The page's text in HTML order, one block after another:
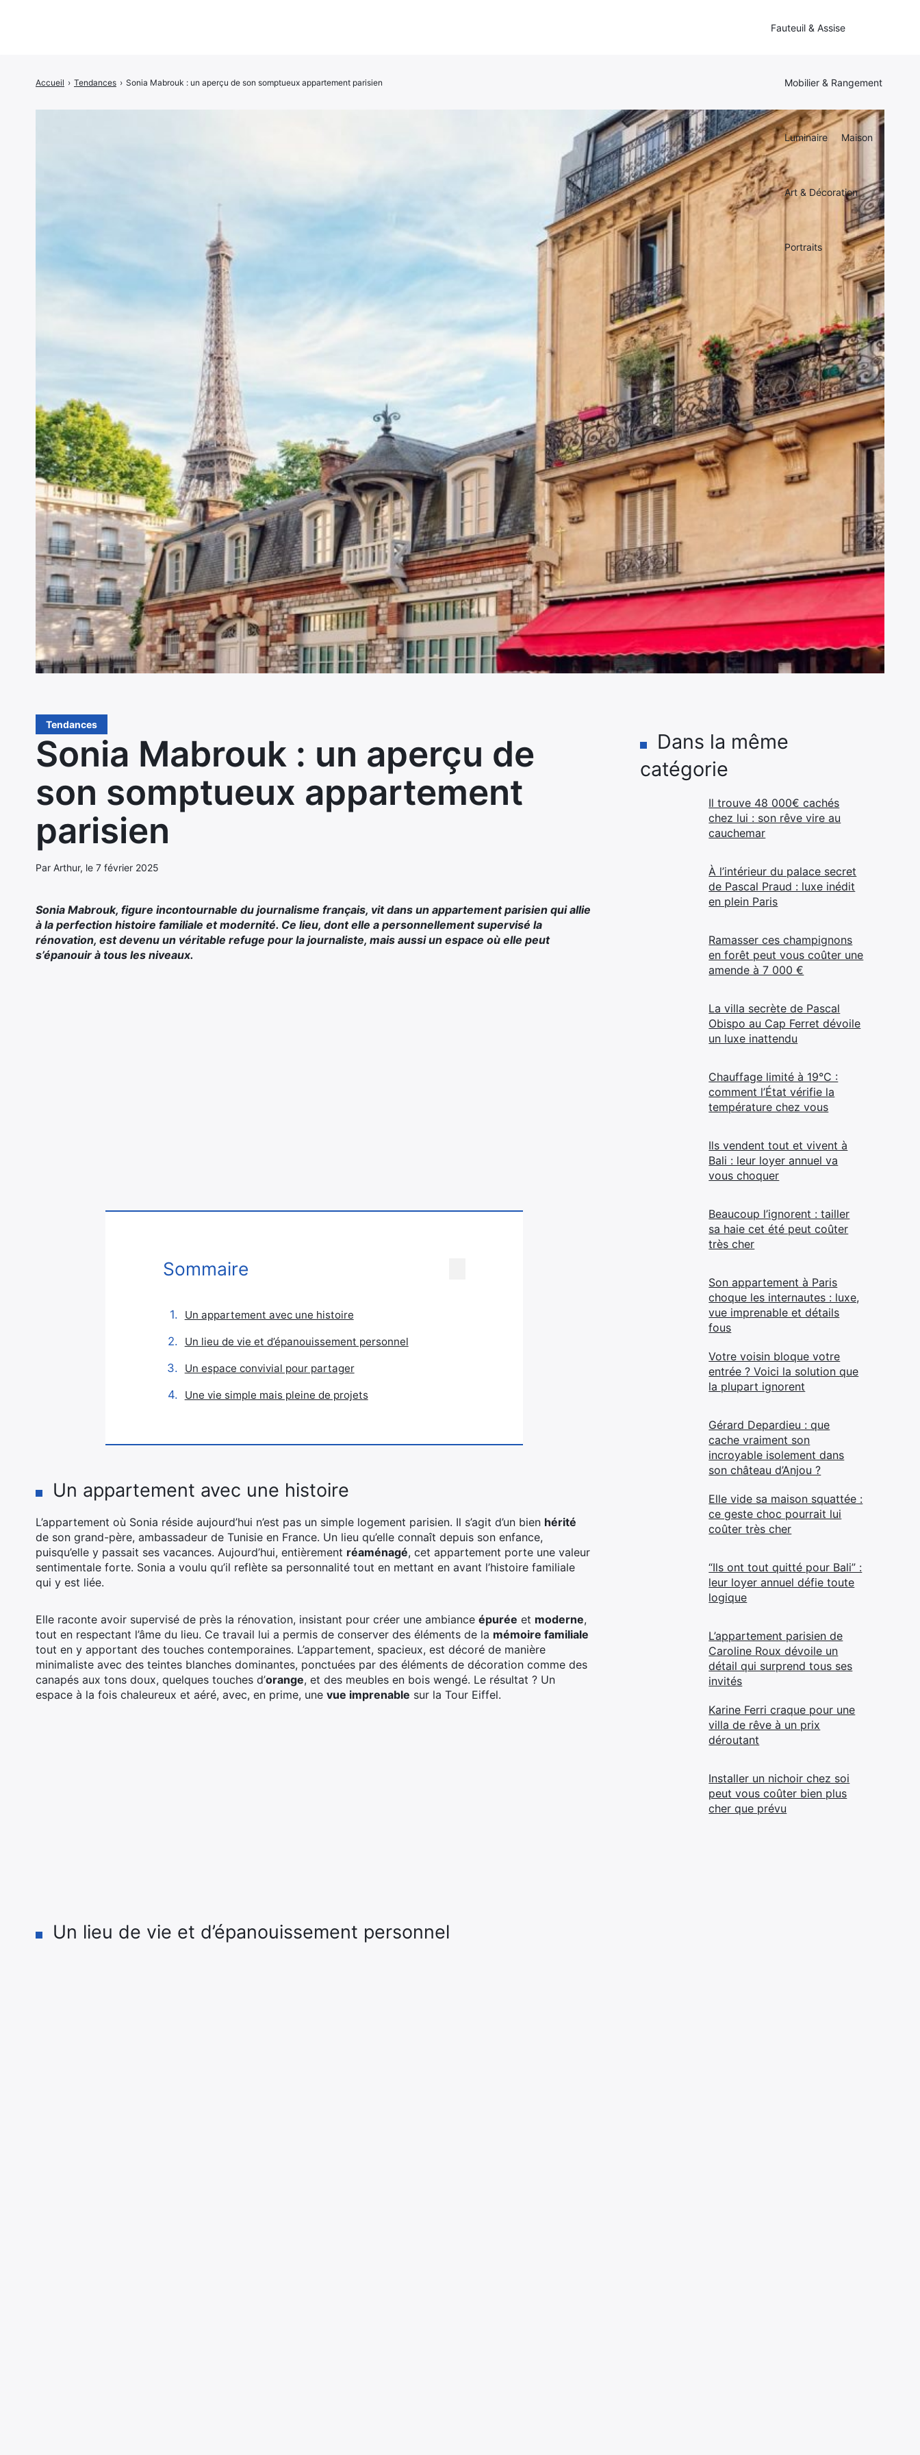
Accueil › Tendances › Sonia Mabrouk : un aperçu de son somptueux appartement parisien
Tendances
Sonia Mabrouk : un aperçu de
son somptueux appartement
parisien
Par Arthur, le 7 février 2025
Sonia Mabrouk, figure incontournable du journalisme français, vit dans un appartement parisien qui allie
à la perfection histoire familiale et modernité. Ce lieu, dont elle a personnellement supervisé la
rénovation, est devenu un véritable refuge pour la journaliste, mais aussi un espace où elle peut
s’épanouir à tous les niveaux.
Sommaire
Un appartement avec une histoire
Un lieu de vie et d’épanouissement personnel
Un espace convivial pour partager
Une vie simple mais pleine de projets
Un appartement avec une histoire
L’appartement où Sonia réside aujourd’hui n’est pas un simple logement parisien. Il s’agit d’un bien hérité
de son grand-père, ambassadeur de Tunisie en France. Un lieu qu’elle connaît depuis son enfance,
puisqu’elle y passait ses vacances. Aujourd’hui, entièrement réaménagé, cet appartement porte une valeur
sentimentale forte. Sonia a voulu qu’il reflète sa personnalité tout en mettant en avant l’histoire familiale
qui y est liée.
Elle raconte avoir supervisé de près la rénovation, insistant pour créer une ambiance épurée et moderne,
tout en respectant l’âme du lieu. Ce travail lui a permis de conserver des éléments de la mémoire familiale
tout en y apportant des touches contemporaines. L’appartement, spacieux, est décoré de manière
minimaliste avec des teintes blanches dominantes, ponctuées par des éléments de décoration comme des
canapés aux tons doux, quelques touches d’orange, et des meubles en bois wengé. Le résultat ? Un
espace à la fois chaleureux et aéré, avec, en prime, une vue imprenable sur la Tour Eiffel.
Un lieu de vie et d’épanouissement personnel
Dans la même
catégorie
Il trouve 48 000€ cachés
chez lui : son rêve vire au
cauchemar
À l’intérieur du palace secret
de Pascal Praud : luxe inédit
en plein Paris
Ramasser ces champignons
en forêt peut vous coûter une
amende à 7 000 €
La villa secrète de Pascal
Obispo au Cap Ferret dévoile
un luxe inattendu
Chauffage limité à 19°C :
comment l’État vérifie la
température chez vous
Ils vendent tout et vivent à
Bali : leur loyer annuel va
vous choquer
Beaucoup l’ignorent : tailler
sa haie cet été peut coûter
très cher
Son appartement à Paris
choque les internautes : luxe,
vue imprenable et détails
fous
Votre voisin bloque votre
entrée ? Voici la solution que
la plupart ignorent
Gérard Depardieu : que
cache vraiment son
incroyable isolement dans
son château d’Anjou ?
Elle vide sa maison squattée :
ce geste choc pourrait lui
coûter très cher
“Ils ont tout quitté pour Bali” :
leur loyer annuel défie toute
logique
L’appartement parisien de
Caroline Roux dévoile un
détail qui surprend tous ses
invités
Karine Ferri craque pour une
villa de rêve à un prix
déroutant
Installer un nichoir chez soi
peut vous coûter bien plus
cher que prévu
Fauteuil & Assise
Mobilier & Rangement
Luminaire Maison
Art & Décoration
Portraits